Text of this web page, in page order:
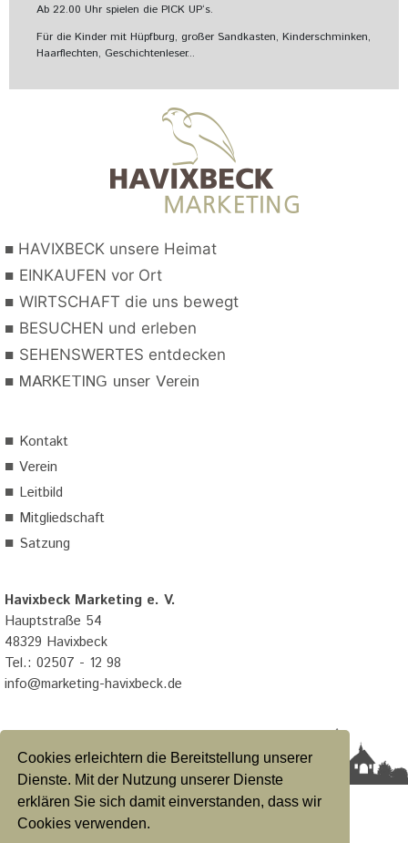
Cookies erleichtern die Bereitstellung unserer
Dienste. Mit der Nutzung unserer Dienste
erklären Sie sich damit einverstanden, dass wir
Cookies verwenden.
Ab 22.00 Uhr spielen die PICK UP‘s.
Für die Kinder mit Hüpfburg, großer Sandkasten, Kinderschminken,
Haarflechten, Geschichtenleser...
■ HAVIXBECK unsere Heimat
■ EINKAUFEN vor Ort
■ WIRTSCHAFT die uns bewegt
■ BESUCHEN und erleben
■ SEHENSWERTES entdecken
■ MARKETING unser Verein
■ Kontakt
■ Verein
■ Leitbild
■ Mitgliedschaft
■ Satzung
Havixbeck Marketing e. V.
Hauptstraße 54
48329 Havixbeck
Tel.: 02507 - 12 98
info@marketing-havixbeck.de
Datenschutzerklärung|Impressum|Satzung